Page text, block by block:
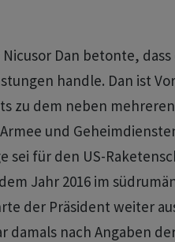
Dan betonte,
handle. Dan ist
zu dem neben
und
sei für den US-
Jahr 2016 im
der Präsident weiter
damals nach Angaben